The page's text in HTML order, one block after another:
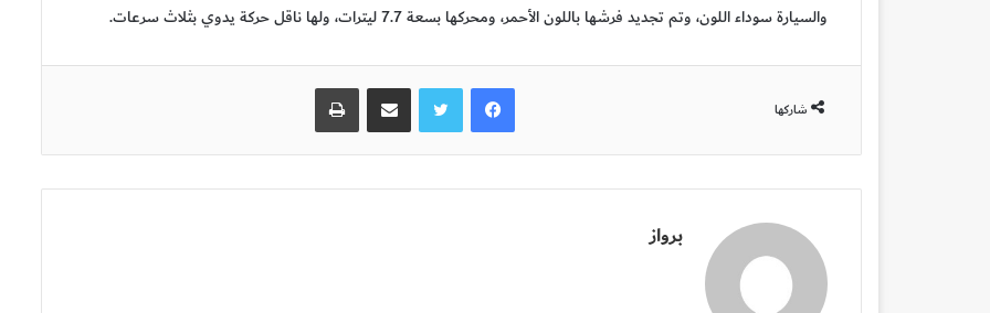
والسيارة سوداء اللون، وتم تجديد فرشها باللون الأحمر، ومحركها بسعة 7.7 ليترات، ولها ناقل حركة يدوي بثلاث سرعات.
شاركها
فيسبوكتويتر مشاركة عبر البريد طباعة
برواز